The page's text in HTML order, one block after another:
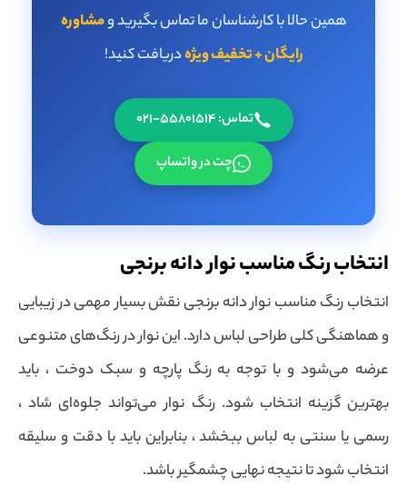
همین حالا با کارشناسان ما تماس بگیرید ومشاوره
رایگان + تخفیف ویژهدریافت کنید!
تماس: 55801514-021
چت در واتساپ
انتخاب رنگ مناسب نوار دانه برنجی
انتخاب رنگ مناسب نوار دانه برنجی نقش بسیار مهمی در زیبایی
و هماهنگی کلی طراحی لباس دارد. این نوار در رنگ‌های متنوعی
عرضه می‌شود و با توجه به رنگ پارچه و سبک دوخت ، باید
بهترین گزینه انتخاب شود. رنگ نوار می‌تواند جلوه‌ای شاد ،
رسمی یا سنتی به لباس ببخشد ، بنابراین باید با دقت و سلیقه
انتخاب شود تا نتیجه نهایی چشمگیر باشد.